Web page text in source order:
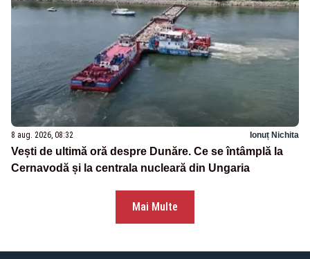
8 aug. 2026, 08:32 Ionuț Nichita
Vești de ultimă oră despre Dunăre. Ce se întâmplă la
Cernavodă și la centrala nucleară din Ungaria
Mai Multe